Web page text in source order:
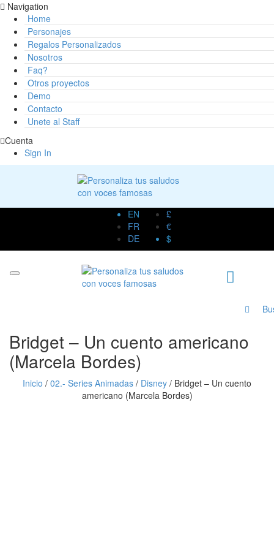
Navigation
Home
Personajes
Regalos Personalizados
Nosotros
Faq?
Otros proyectos
Demo
Contacto
Unete al Staff
Cuenta
Sign In
EN
FR
DE
£
€
$
Bridget – Un cuento americano
(Marcela Bordes)
Inicio / 02.- Series Animadas / Disney / Bridget – Un cuento
americano (Marcela Bordes)